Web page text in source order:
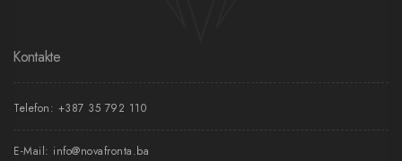
Kontakte
Telefon: +387 35 792 110
E-Mail: info@novafronta.ba